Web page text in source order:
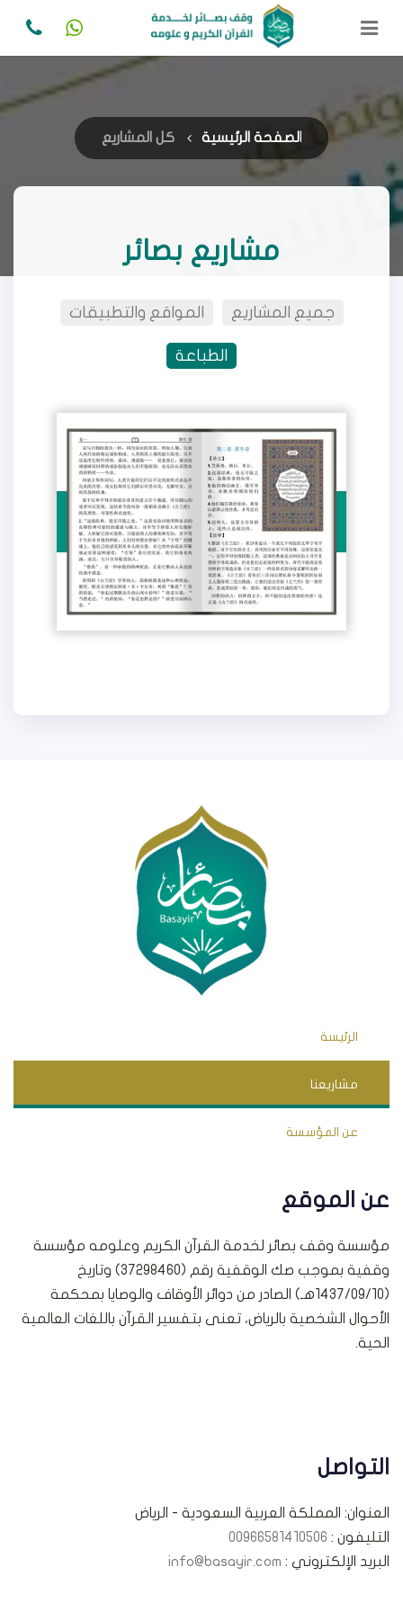
الصفحة الرئيسية كل المشاريع
مشاريع بصائر
جميع المشاريع المواقع والتطبيقات
الطباعة
تأليف التفسير
باللغة الصينية
وطباعته
الرئيسة
مشاريعنا
عن المؤسسة
عن الموقع
مؤسسة وقف بصائر لخدمة القرآن الكريم وعلومه مؤسسة
وقفية بموجب صك الوقفية رقم (37298460) وتاريخ
(1437/09/10هـ) الصادر من دوائر الأوقاف والوصايا بمحكمة
الأحوال الشخصية بالرياض، تعنى بتفسير القرآن باللغات العالمية
الحية.
التواصل
العنوان: المملكة العربية السعودية - الرياض
التليفون : 00966581410506
البريد الإلكتروني : info@basayir.com